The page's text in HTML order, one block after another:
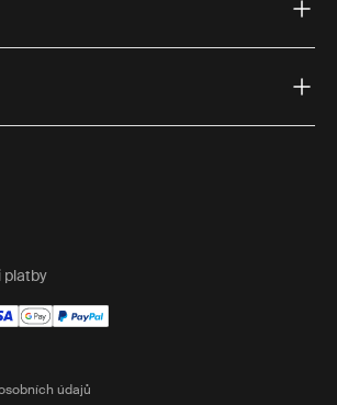
Facebook (external link)
on Instagram (external link)
Thule on Youtube (external
platby
údajů